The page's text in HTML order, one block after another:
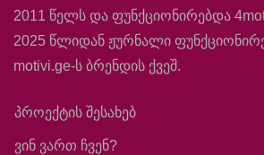
2011 წელს და ფუნქციონირებდა
2025 წლიდან ჟურნალი
motivi.ge-ს ბრენდის ქვეშ.
პროექტის შესახებ
ვინ ვართ ჩვენ?